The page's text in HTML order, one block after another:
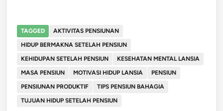
TAGGED
AKTIVITAS PENSIUNAN
HIDUP BERMAKNA SETELAH PENSIUN
KEHIDUPAN SETELAH PENSIUN
KESEHATAN MENTAL LANSIA
MASA PENSIUN
MOTIVASI HIDUP LANSIA
PENSIUN
PENSIUNAN PRODUKTIF
TIPS PENSIUN BAHAGIA
TUJUAN HIDUP SETELAH PENSIUN